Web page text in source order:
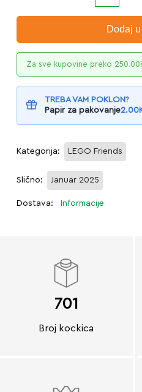
Dodaj
Za sve kupovine preko 250.00
TREBA VAM POKLON?
Papir za pakovanje2.00
Kategorija: LEGO Friends
Slično: Januar 2025
Dostava: Informacije
701
Broj kockica